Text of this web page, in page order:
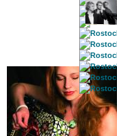
ROSTOCK TAGESTIPP